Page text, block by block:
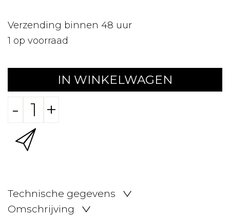
Verzending binnen 48 uur
1 op voorraad
IN WINKELWAGEN
- +
Technische gegevens
Omschrijving